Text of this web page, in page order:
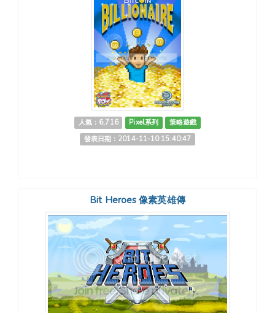
人氣：6,716 Pixel系列
策略遊戲
發表日期：2014-11-10 15:40:47
Bit Heroes 像素英雄傳